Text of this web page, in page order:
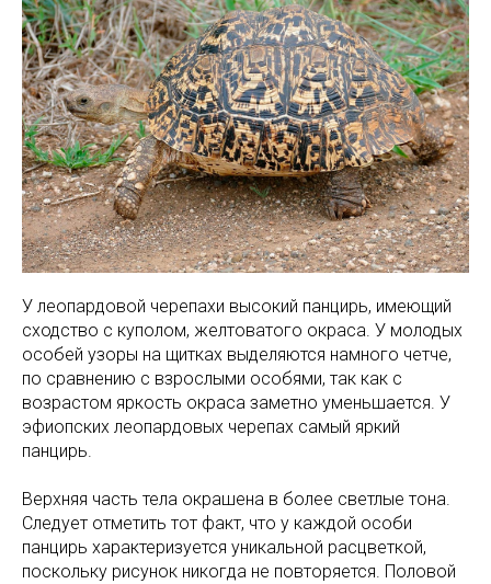
У леопардовой черепахи высокий панцирь, имеющий
сходство с куполом, желтоватого окраса. У молодых
особей узоры на щитках выделяются намного четче,
по сравнению с взрослыми особями, так как с
возрастом яркость окраса заметно уменьшается. У
эфиопских леопардовых черепах самый яркий
панцирь.
Верхняя часть тела окрашена в более светлые тона.
Следует отметить тот факт, что у каждой особи
панцирь характеризуется уникальной расцветкой,
поскольку рисунок никогда не повторяется. Половой